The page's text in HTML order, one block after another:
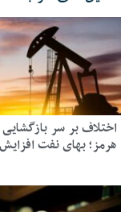
اختلاف بر سر
هرمز؛ بهای نفت